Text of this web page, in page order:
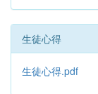
生徒心得
生徒心得.pdf